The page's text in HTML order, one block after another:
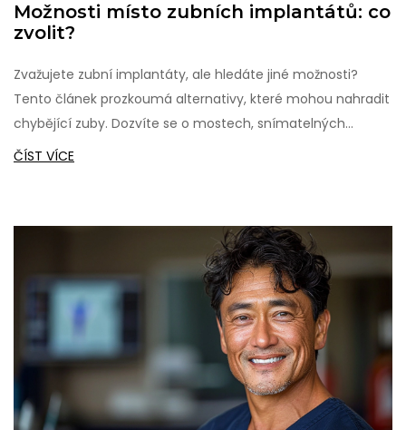
Možnosti místo zubních implantátů: co
zvolit?
Zvažujete zubní implantáty, ale hledáte jiné možnosti?
Tento článek prozkoumá alternativy, které mohou nahradit
chybějící zuby. Dozvíte se o mostech, snímatelných
protézách, mini-implantátech a o různých nesírkátových
ČÍST VÍCE